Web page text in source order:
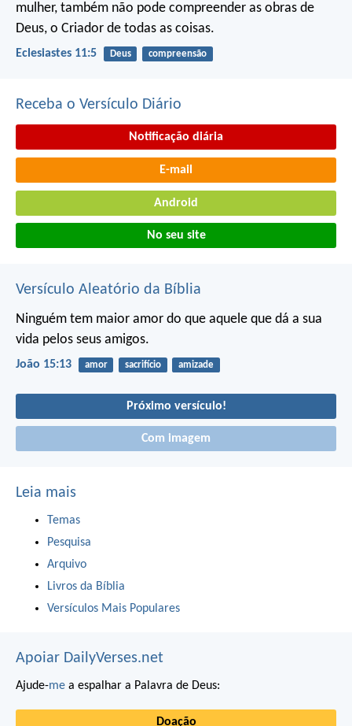
mulher, também não pode compreender as obras de
Deus, o Criador de todas as coisas.
Eclesiastes 11:5 Deus compreensão
Receba o Versículo Diário
Notificação diária
E-mail
Android
No seu site
Versículo Aleatório da Bíblia
Ninguém tem maior amor do que aquele que dá a sua
vida pelos seus amigos.
João 15:13 amor sacrifício amizade
Próximo versículo!
Com imagem
Leia mais
Temas
Pesquisa
Arquivo
Livros da Bíblia
Versículos Mais Populares
Apoiar DailyVerses.net
Ajude-me a espalhar a Palavra de Deus:
Doação